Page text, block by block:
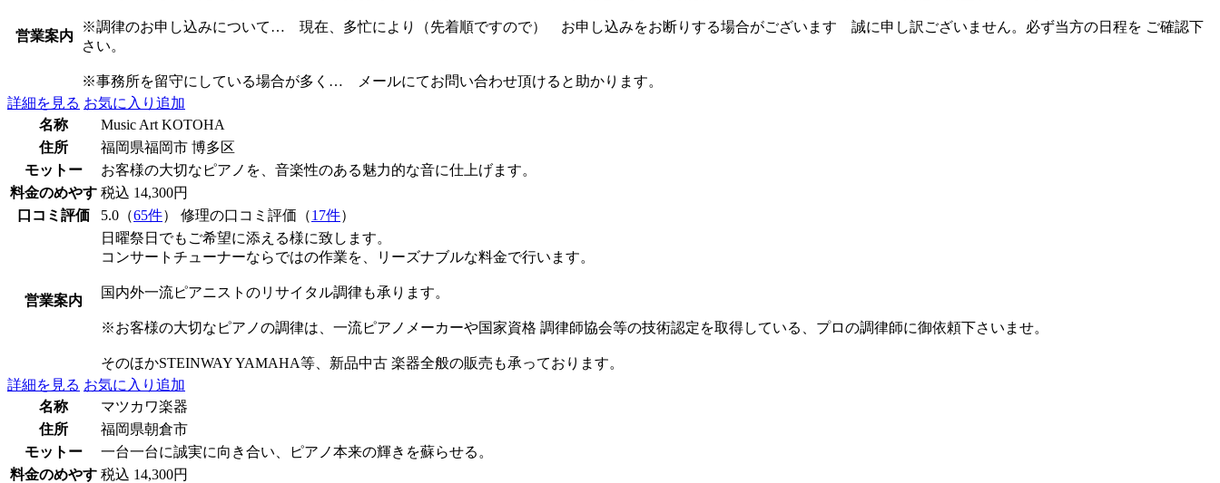
営業案内
※調律のお申し込みについて… 現在、多忙により（先着順ですので） お申し込みをお断りする場合がございます 誠に申し訳ございません。必ず当方の日程を ご確認下
さい。
※事務所を留守にしている場合が多く… メールにてお問い合わせ頂けると助かります。
詳細を見る お気に入り追加
名称
Music Art KOTOHA
住所
福岡県福岡市 博多区
モットー
お客様の大切なピアノを、音楽性のある魅力的な音に仕上げます。
料金のめやす 税込 14,300円
口コミ評価
5.0（65件） 修理の口コミ評価（17件）
営業案内
日曜祭日でもご希望に添える様に致します。
コンサートチューナーならではの作業を、リーズナブルな料金で行います。
国内外一流ピアニストのリサイタル調律も承ります。
※お客様の大切なピアノの調律は、一流ピアノメーカーや国家資格 調律師協会等の技術認定を取得している、プロの調律師に御依頼下さいませ。
そのほかSTEINWAY YAMAHA等、新品中古 楽器全般の販売も承っております。
詳細を見る お気に入り追加
名称
マツカワ楽器
住所
福岡県朝倉市
モットー
一台一台に誠実に向き合い、ピアノ本来の輝きを蘇らせる。
料金のめやす 税込 14,300円